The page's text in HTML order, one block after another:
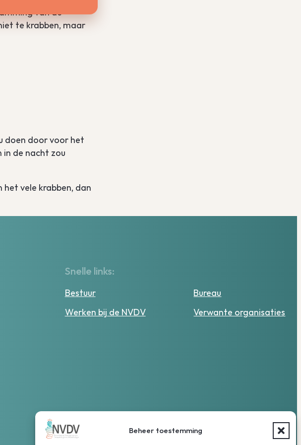
Beheer toestemming
van de
te krabben, maar
doen door voor het
in de nacht zou
vele krabben, dan
Snelle links:
Bestuur
Bureau
Werken bij de NVDV
Verwante organisaties